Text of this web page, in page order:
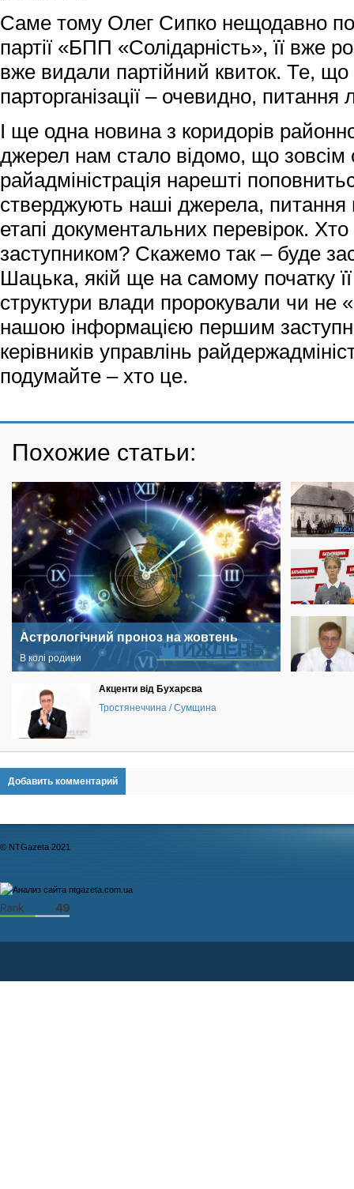
Саме тому Олег Сипко нещодавно
партії «БПП «Солідарність», її вже
вже видали партійний квиток. Те, що
парторганізації – очевидно,
І ще одна новина з коридорів
джерел нам стало відомо, що зовсім
райадміністрація нарешті
стверджують наші джерела,
етапі документальних перевірок.
заступником? Скажемо так – буде
Шацька, якій ще на самому початку
структури влади пророкували чи не
нашою інформацією першим
керівників управлінь
подумайте – хто це.
Похожие статьи:
Астрологічний проноз на жовтень
В колі родини
Акценти від Бухарєва
Тростянеччина / Сумщина
Добавить комментарий
© NTGazeta 2021